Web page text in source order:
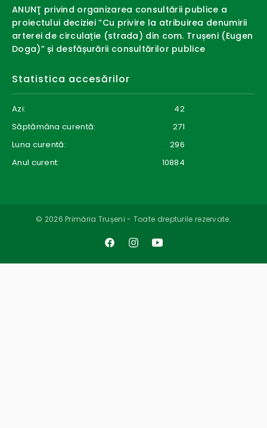
ANUNŢ privind organizarea consultării publice a
proiectului deciziei ”Cu privire la atribuirea denumirii
arterei de circulație (strada) din com. Trușeni (Eugen
Doga)” și desfășurării consultărilor publice
Statistica accesărilor
Azi:
42
Săptămâna curentă:
271
Luna curentă:
296
Anul curent:
10884
© 2026 Primăria Trușeni - Toate drepturile rezervate.